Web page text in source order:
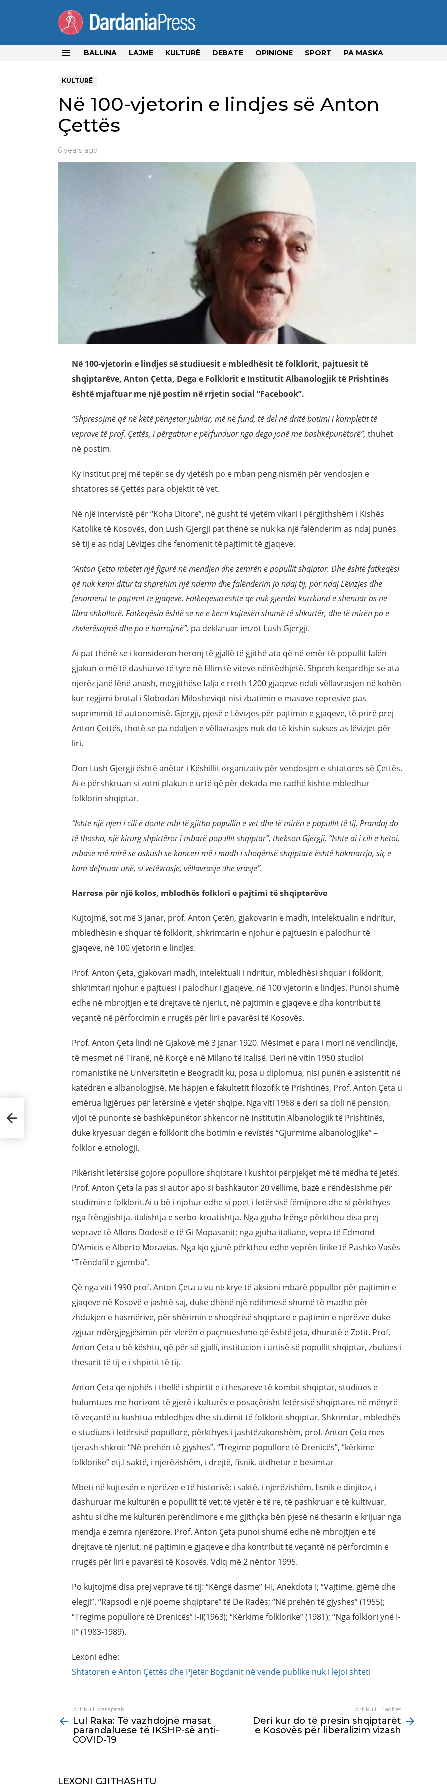
BALLINA LAJME KULTURË DEBATE OPINIONE SPORT PA MASKA
KULTURË
Në 100-vjetorin e lindjes së Anton
Çettës
6 years ago
Në 100-vjetorin e lindjes së studiuesit e mbledhësit të folklorit, pajtuesit të
shqiptarëve, Anton Çetta, Dega e Folklorit e Institutit Albanologjik të Prishtinës
është mjaftuar me një postim në rrjetin social “Facebook”.
“Shpresojmë që në këtë përvjetor jubilar, më në fund, të del në dritë botimi i kompletit të
veprave të prof. Çettës, i përgatitur e përfunduar nga dega jonë me bashkëpunëtorë”, thuhet
në postim.
Ky Institut prej më tepër se dy vjetësh po e mban peng nismën për vendosjen e
shtatores së Çettës para objektit të vet.
Në një intervistë për “Koha Ditore”, në gusht të vjetëm vikari i përgjithshëm i Kishës
Katolike të Kosovës, don Lush Gjergji pat thënë se nuk ka një falënderim as ndaj punës
së tij e as ndaj Lëvizjes dhe fenomenit të pajtimit të gjaqeve.
“Anton Çetta mbetet një figurë në mendjen dhe zemrën e popullit shqiptar. Dhe është fatkeqësi
që nuk kemi ditur ta shprehim një nderim dhe falënderim jo ndaj tij, por ndaj Lëvizjes dhe
fenomenit të pajtimit të gjaqeve. Fatkeqësia është që nuk gjendet kurrkund e shënuar as në
libra shkollorë. Fatkeqësia është se ne e kemi kujtesën shumë të shkurtër, dhe të mirën po e
zhvlerësojmë dhe po e harrojmë”, pa deklaruar imzot Lush Gjergji.
Ai pat thënë se i konsideron heronj të gjallë të gjithë ata që në emër të popullit falën
gjakun e më të dashurve të tyre në fillim të viteve nëntëdhjetë. Shpreh keqardhje se ata
njerëz janë lënë anash, megjithëse falja e rreth 1200 gjaqeve ndali vëllavrasjen në kohën
kur regjimi brutal i Slobodan Milosheviqit nisi zbatimin e masave represive pas
suprimimit të autonomisë. Gjergji, pjesë e Lëvizjes për pajtimin e gjaqeve, të prirë prej
Anton Çettës, thotë se pa ndaljen e vëllavrasjes nuk do të kishin sukses as lëvizjet për
liri.
Don Lush Gjergji është anëtar i Këshillit organizativ për vendosjen e shtatores së Çettës.
Ai e përshkruan si zotni plakun e urtë që për dekada me radhë kishte mbledhur
folklorin shqiptar.
“Ishte një njeri i cili e donte mbi të gjitha popullin e vet dhe të mirën e popullit të tij. Prandaj do
të thosha, një kirurg shpirtëror i mbarë popullit shqiptar”, thekson Gjergji. “Ishte ai i cili e hetoi,
mbase më mirë se askush se kanceri më i madh i shoqërisë shqiptare është hakmarrja, siç e
kam definuar unë, si vetëvrasje, vëllavrasje dhe vrasje”.
Harresa për një kolos, mbledhës folklori e pajtimi të shqiptarëve
Kujtojmë, sot më 3 janar, prof. Anton Çetën, gjakovarin e madh, intelektualin e ndritur,
mbledhësin e shquar të folklorit, shkrimtarin e njohur e pajtuesin e palodhur të
gjaqeve, në 100 vjetorin e lindjes.
Prof. Anton Çeta, gjakovari madh, intelektuali i ndritur, mbledhësi shquar i folklorit,
shkrimtari njohur e pajtuesi i palodhur i gjaqeve, në 100 vjetorin e lindjes. Punoi shumë
edhe në mbrojtjen e të drejtave të njeriut, në pajtimin e gjaqeve e dha kontribut të
veçantë në përforcimin e rrugës për liri e pavarësi të Kosovës.
Prof. Anton Çeta lindi në Gjakovë më 3 janar 1920. Mësimet e para i mori në vendlindje,
të mesmet në Tiranë, në Korçë e në Milano të Italisë. Deri në vitin 1950 studioi
romanistikë në Universitetin e Beogradit ku, posa u diplomua, nisi punën e asistentit në
katedrën e albanologjisë. Me hapjen e fakultetit filozofik të Prishtinës, Prof. Anton Çeta u
emërua ligjërues për letërsinë e vjetër shqipe. Nga viti 1968 e deri sa doli në pension,
vijoi të punonte së bashkëpunëtor shkencor në Institutin Albanologjik të Prishtinës,
duke kryesuar degën e folklorit dhe botimin e revistës “Gjurmime albanologjike” –
folklor e etnologji.
Pikërisht letërsisë gojore popullore shqiptare i kushtoi përpjekjet më të mëdha të jetës.
Prof. Anton Çeta la pas si autor apo si bashkautor 20 vëllime, bazë e rëndësishme për
studimin e folklorit.Ai u bë i njohur edhe si poet i letërsisë fëmijnore dhe si përkthyes
nga frëngjishtja, italishtja e serbo-kroatishtja. Nga gjuha frënge përktheu disa prej
veprave të Alfons Dodesë e të Gi Mopasanit; nga gjuha italiane, vepra të Edmond
D’Amicis e Alberto Moravias. Nga kjo gjuhë përktheu edhe veprën lirike të Pashko Vasës
“Trëndafil e gjemba”.
Që nga viti 1990 prof. Anton Çeta u vu në krye të aksioni mbarë popullor për pajtimin e
gjaqeve në Kosovë e jashtë saj, duke dhënë një ndihmesë shumë të madhe për
zhdukjen e hasmërive, për shërimin e shoqërisë shqiptare e pajtimin e njerëzve duke
zgjuar ndërgjegjësimin për vlerën e paçmueshme që është jeta, dhuratë e Zotit. Prof.
Anton Çeta u bë kështu, që për së gjalli, institucion i urtisë së popullit shqiptar, zbulues i
thesarit të tij e i shpirtit të tij.
Anton Çeta qe njohës i thellë i shpirtit e i thesareve të kombit shqiptar, studiues e
hulumtues me horizont të gjerë i kulturës e posaçërisht letërsisë shqiptare, në mënyrë
të veçantë iu kushtua mbledhjes dhe studimit të folklorit shqiptar. Shkrimtar, mbledhës
e studiues i letërsisë popullore, përkthyes i jashtëzakonshëm, prof. Anton Çeta mes
tjerash shkroi: “Në prehën të gjyshes”, “Tregime popullore të Drenicës”, “kërkime
folklorike” etj.I saktë, i njerëzishëm, i drejtë, fisnik, atdhetar e besimtar
Mbeti në kujtesën e njerëzve e të historisë: i saktë, i njerëzishëm, fisnik e dinjitoz, i
dashuruar me kulturën e popullit të vet: të vjetër e të re, të pashkruar e të kultivuar,
ashtu si dhe me kulturën perëndimore e me gjithçka bën pjesë në thesarin e krijuar nga
mendja e zemra njerëzore. Prof. Anton Çeta punoi shumë edhe në mbrojtjen e të
drejtave të njeriut, në pajtimin e gjaqeve e dha kontribut të veçantë në përforcimin e
rrugës për liri e pavarësi të Kosovës. Vdiq më 2 nëntor 1995.
Po kujtojmë disa prej veprave të tij: “Këngë dasme” I-II, Anekdota I; “Vajtime, gjëmë dhe
elegji”. “Rapsodi e një poeme shqiptare” të De Radës; “Në prehën të gjyshes” (1955);
“Tregime popullore të Drenicës” I-II(1963); “Kërkime folklorike” (1981); “Nga folklori ynë I-
II” (1983-1989).
Lexoni edhe:
Shtatoren e Anton Çettës dhe Pjetër Bogdanit në vende publike nuk i lejoi shteti
more
Artikulli paraprak
Lul Raka: Të vazhdojnë masat
parandaluese të IKSHP-së anti-
COVID-19
Artikulli i radhës
Deri kur do të presin shqiptarët
e Kosovës për liberalizim vizash
LEXONI GJITHASHTU